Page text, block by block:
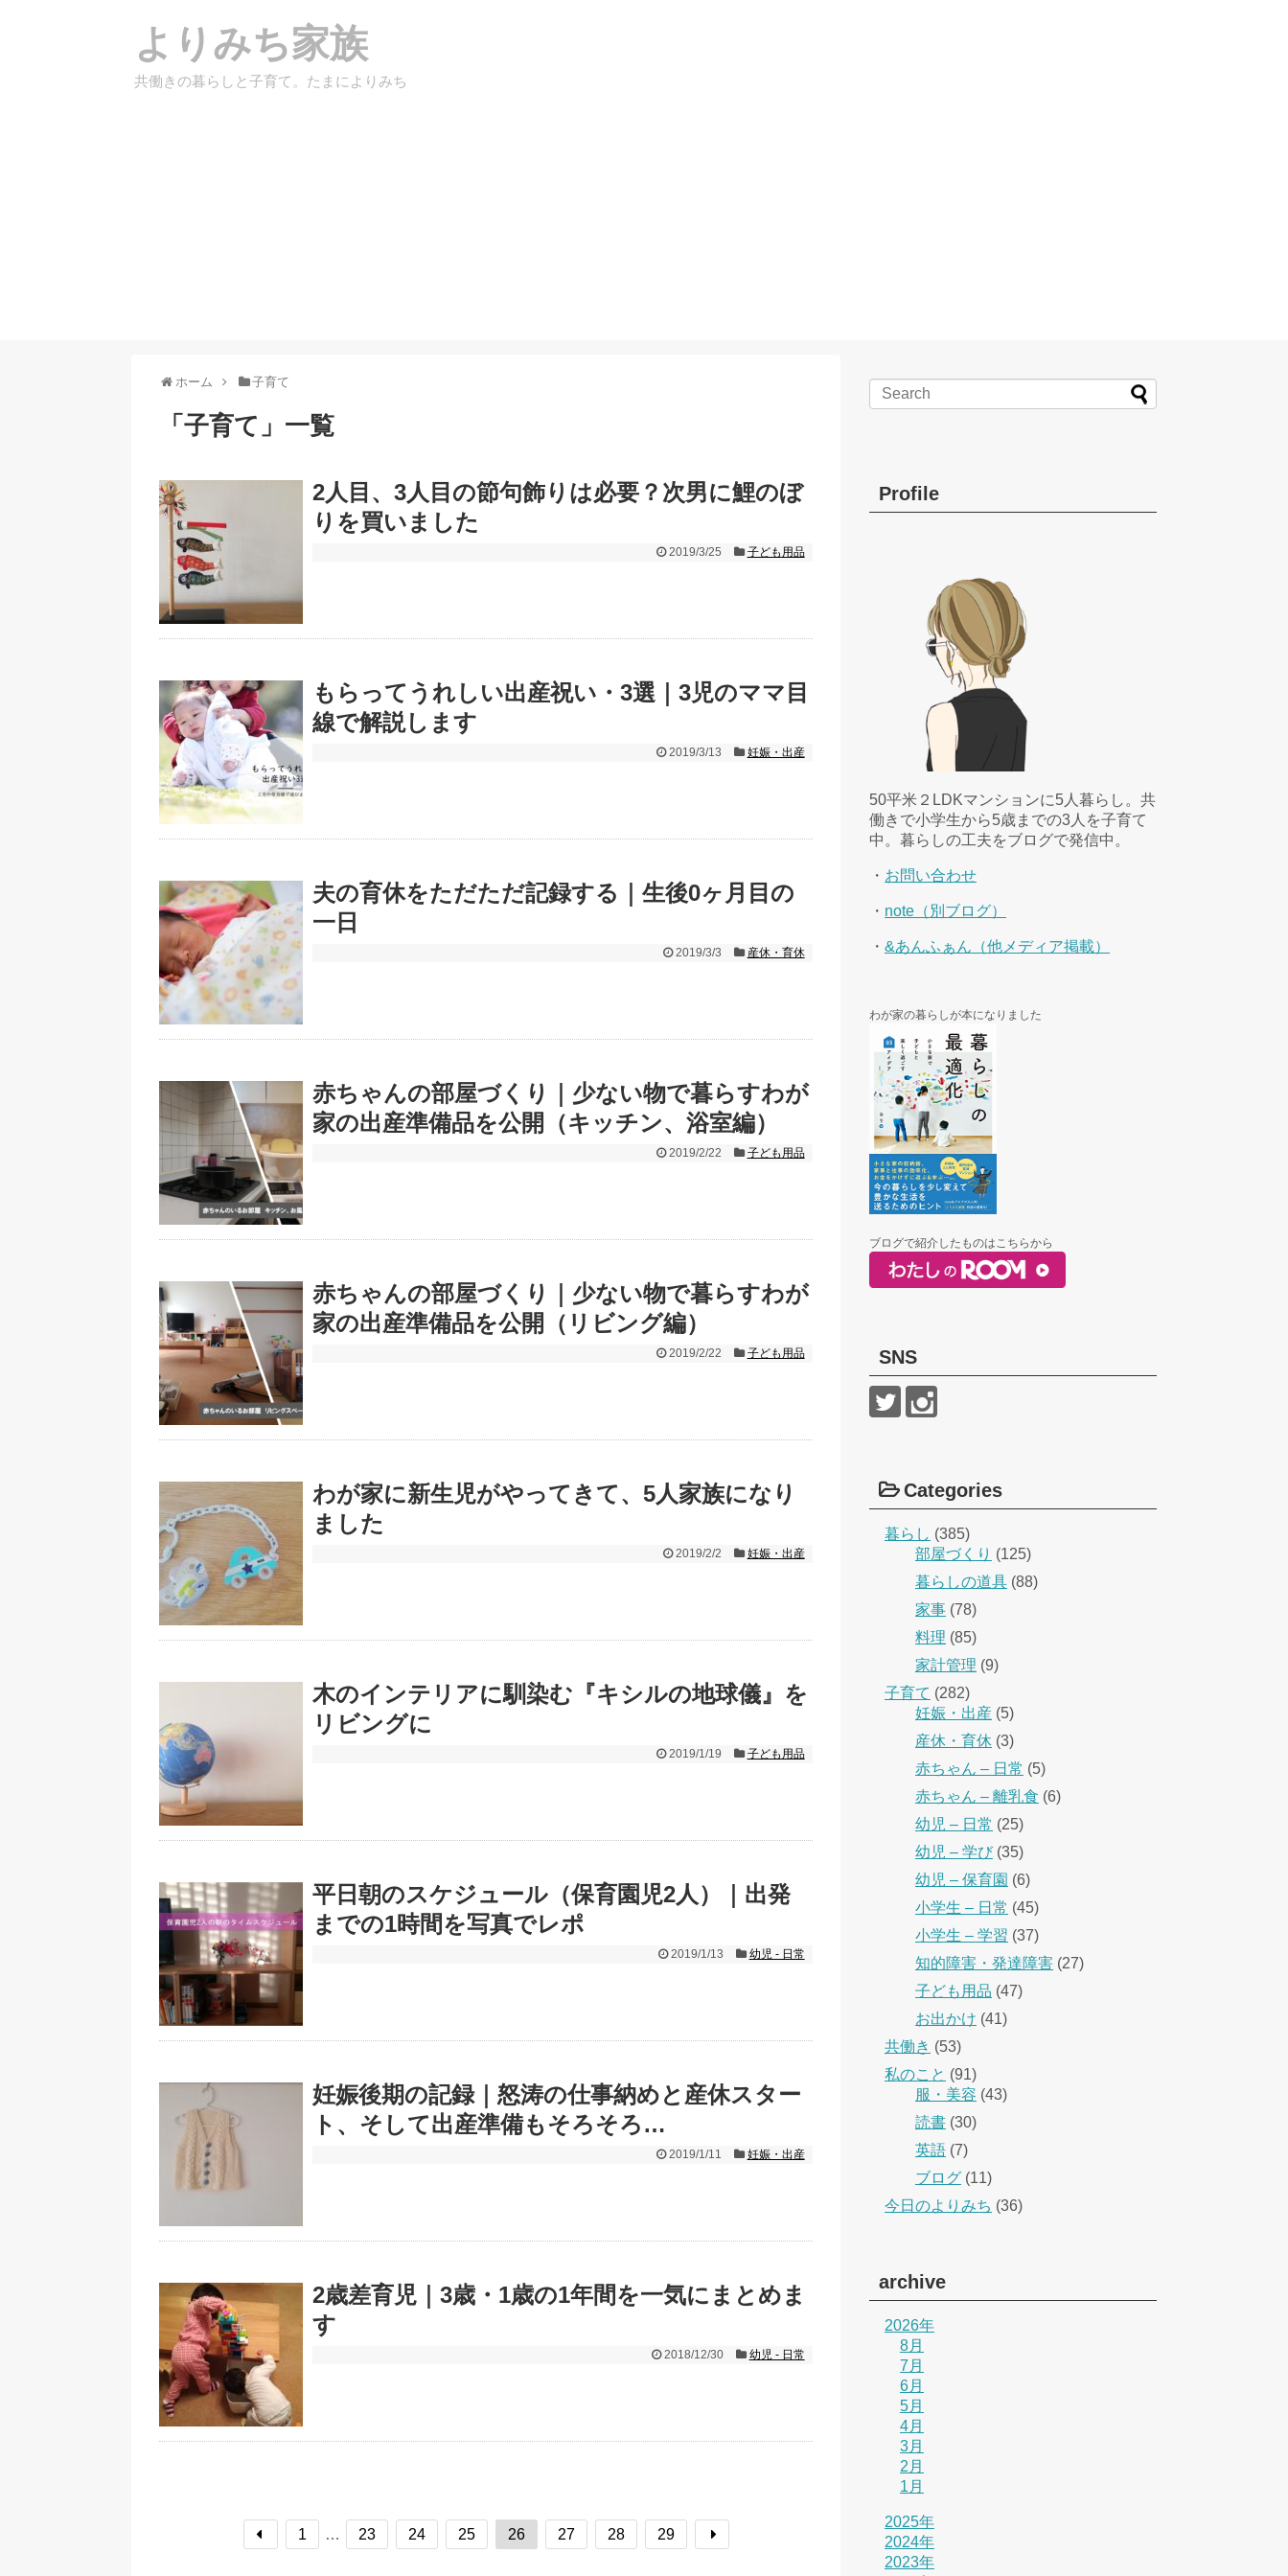
よりみち家族
共働きの暮らしと子育て。たまによりみち
ホーム 子育て
「 子育て 」 一覧
2人目、3人目の節句飾りは必要？次男に鯉のぼ
りを買いました
2019/3/25 子ども用品
もらってうれしい出産祝い・3選｜3児のママ目
線で解説します
2019/3/13 妊娠・出産
夫の育休をただただ記録する｜生後0ヶ月目の
一日
2019/3/3 産休・育休
赤ちゃんの部屋づくり｜少ない物で暮らすわが
家の出産準備品を公開（キッチン、浴室編）
2019/2/22 子ども用品
赤ちゃんの部屋づくり｜少ない物で暮らすわが
家の出産準備品を公開（リビング編）
2019/2/22 子ども用品
わが家に新生児がやってきて、5人家族になり
ました
2019/2/2 妊娠・出産
木のインテリアに馴染む『キシルの地球儀』を
リビングに
2019/1/19 子ども用品
平日朝のスケジュール（保育園児2人）｜出発
までの1時間を写真でレポ
2019/1/13 幼児 - 日常
妊娠後期の記録｜怒涛の仕事納めと産休スター
ト、そして出産準備もそろそろ…
2019/1/11 妊娠・出産
2歳差育児｜3歳・1歳の1年間を一気にまとめま
す
2018/12/30 幼児 - 日常
1 … 23 24 25 26 27 28 29
Profile
50平米２LDKマンションに5人暮らし。共
働きで小学生から5歳までの3人を子育て
中。暮らしの工夫をブログで発信中。
・ お問い合わせ
・ note（別ブログ）
・ &あんふぁん（他メディア掲載）
わが家の暮らしが本になりました
ブログで紹介したものはこちらから
SNS
Categories
暮らし (385)
部屋づくり (125)
暮らしの道具 (88)
家事 (78)
料理 (85)
家計管理 (9)
子育て (282)
妊娠・出産 (5)
産休・育休 (3)
赤ちゃん – 日常 (5)
赤ちゃん – 離乳食 (6)
幼児 – 日常 (25)
幼児 – 学び(35)
幼児 – 保育園 (6)
小学生 – 日常 (45)
小学生 – 学習 (37)
知的障害・発達障害 (27)
子ども用品 (47)
お出かけ (41)
共働き (53)
私のこと (91)
服・美容 (43)
読書 (30)
英語 (7)
ブログ (11)
今日のよりみち (36)
archive
2026年
8月
7月
6月
5月
4月
3月
2月
1月
2025年
2024年
2023年